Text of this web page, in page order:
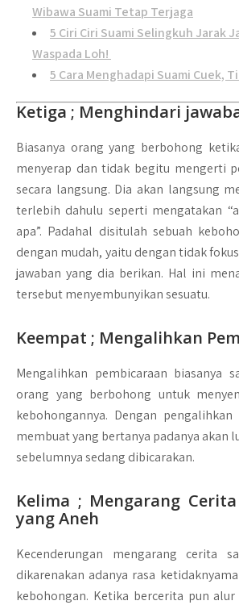
Wibawa Suami Tetap Terjaga
5 Ciri Ciri Suami Selingkuh Jarak
Waspada Loh!
5 Cara Menghadapi Suami Cuek,
Ketiga ; Menghindari
Biasanya orang yang berbohong
menyerap dan tidak begitu mengerti
secara langsung. Dia akan langsung
terlebih dahulu seperti mengatakan
apa”. Padahal disitulah sebuah
dengan mudah, yaitu dengan tidak
jawaban yang dia berikan. Hal ini
tersebut menyembunyikan sesuatu.
Keempat ; Mengalihkan
Mengalihkan pembicaraan biasanya
orang yang berbohong untuk
kebohongannya. Dengan
membuat yang bertanya padanya akan
sebelumnya sedang dibicarakan.
Kelima ; Mengarang
yang Aneh
Kecenderungan mengarang cerita
dikarenakan adanya rasa
kebohongan. Ketika bercerita pun